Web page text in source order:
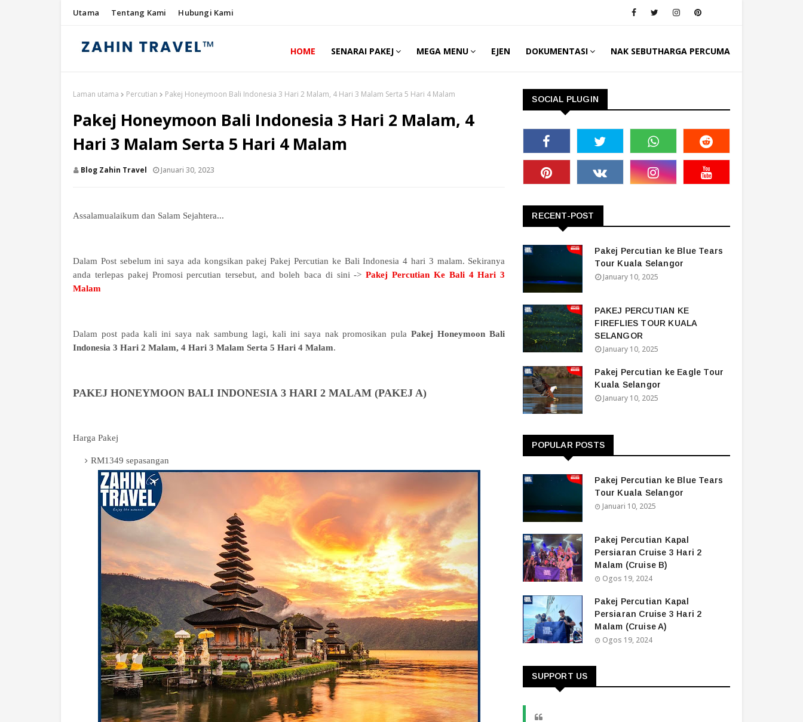
Utama Tentang Kami Hubungi Kami
HOME SENARAI PAKEJ MEGA MENU EJEN DOKUMENTASI NAK SEBUTHARGA PERCUMA
Laman utama Percutian Pakej Honeymoon Bali Indonesia 3 Hari 2 Malam, 4 Hari 3 Malam Serta 5 Hari 4 Malam
Pakej Honeymoon Bali Indonesia 3 Hari 2 Malam, 4
Hari 3 Malam Serta 5 Hari 4 Malam
Blog Zahin Travel Januari 30, 2023
Assalamualaikum dan Salam Sejahtera...
Dalam Post sebelum ini saya ada kongsikan pakej Pakej Percutian ke Bali Indonesia 4 hari 3 malam. Sekiranya
anda terlepas pakej Promosi percutian tersebut, and boleh baca di sini ->Pakej Percutian Ke Bali 4 Hari 3
Malam
Dalam post pada kali ini saya nak sambung lagi, kali ini saya nak promosikan pulaPakej Honeymoon Bali
Indonesia 3 Hari 2 Malam, 4 Hari 3 Malam Serta 5 Hari 4 Malam.
PAKEJ HONEYMOON BALI INDONESIA 3 HARI 2 MALAM (PAKEJ A)
Harga Pakej
RM1349 sepasangan
SOCIAL PLUGIN
RECENT-POST
Pakej Percutian ke Blue Tears
Tour Kuala Selangor
January 10, 2025
PAKEJ PERCUTIAN KE
FIREFLIES TOUR KUALA
SELANGOR
January 10, 2025
Pakej Percutian ke Eagle Tour
Kuala Selangor
January 10, 2025
POPULAR POSTS
Pakej Percutian ke Blue Tears
Tour Kuala Selangor
Januari 10, 2025
Pakej Percutian Kapal
Persiaran Cruise 3 Hari 2
Malam (Cruise B)
Ogos 19, 2024
Pakej Percutian Kapal
Persiaran Cruise 3 Hari 2
Malam (Cruise A)
Ogos 19, 2024
SUPPORT US